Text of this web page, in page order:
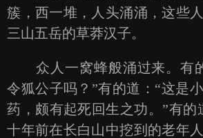
簇，西一堆，人头涌涌，这些
三山五岳的草莽汉子。
众人一窝蜂般涌过来。有
令狐公子吗？”有的道：“这是
药，颇有起死回生之功。”有的
十年前在长白山中挖到的老年